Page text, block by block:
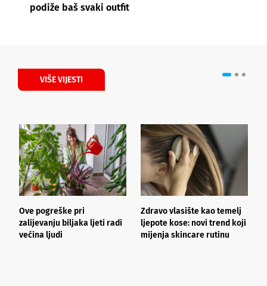
podiže baš svaki outfit
VIŠE VIJESTI
Ove pogreške pri
zalijevanju biljaka ljeti radi
većina ljudi
Zdravo vlasište kao temelj
ljepote kose: novi trend koji
mijenja skincare rutinu